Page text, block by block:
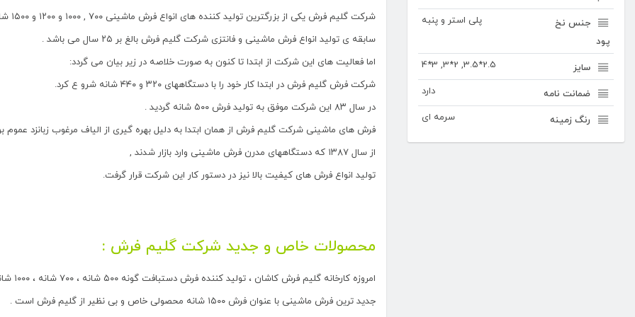
جنس نخ
پود
پلی استر و پنبه
سایز 2.5*3.5, 2*3, 3*4
ضمانت نامه دارد
رنگ زمینه سرمه ای
شرکت گلیم فرش یکی از بزرگترین تولید کننده های انواع فرش ماشینی ۷۰۰ , ۱۰۰۰ و ۱۲۰۰ و ۱۵۰۰ شانه کاشان می باشد .
سابقه ی تولید انواع فرش ماشینی و فانتزی شرکت گلیم فرش بالغ بر ۲۵ سال می باشد .
اما فعالیت های این شرکت از ابتدا تا کنون به صورت خلاصه در زیر بیان می گردد:
شرکت فرش گلیم فرش در ابتدا کار خود را با دستگاههای ۳۲۰ و ۴۴۰ شانه شرو ع کرد.
در سال ۸۳ این شرکت موفق به تولید فرش ۵۰۰ شانه گردید .
فرش های ماشینی شرکت گلیم فرش از همان ابتدا به دلیل بهره گیری از الیاف مرغوب زبانزد عموم
از سال ۱۳۸۷ که دستگاههای مدرن فرش ماشینی وارد بازار شدند ,
تولید انواع فرش های کیفیت بالا نیز در دستور کار این شرکت قرار گرفت.
محصولات خاص و جدید شرکت گلیم فرش :
امروزه کارخانه گلیم فرش کاشان ، تولید کننده فرش دستبافت گونه ۵۰۰ شانه ، ۷۰۰ شانه ، ۱۰۰۰ شانه و ۱۲۰۰ شانه می باشد.
جدید ترین فرش ماشینی با عنوان فرش ۱۵۰۰ شانه محصولی خاص و بی نظیر از گلیم فرش است .